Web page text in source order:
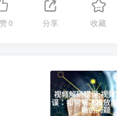
0 分享 收藏